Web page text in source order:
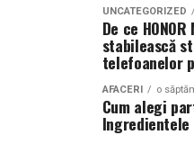
Pentru cei care vor să
parfumul din sticlă,
episoade disponibile pe
întregul proces de
ingredientelor până la
UNCATEGORIZED
De ce
stabilească
telefoanelor
AFACERI o
Cum alegi